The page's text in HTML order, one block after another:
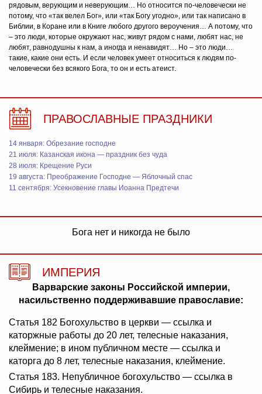
рядовым, верующим и неверующим… Но относится по-человечески не
потому, что «так велел Бог», или «так Богу угодно», или так написано в
Библии, в Коране или в Книге любого другого вероучения… А потому, что
– это люди, которые окружают нас, живут рядом с нами, любят нас, не
любят, равнодушны к нам, а иногда и ненавидят… Но – это люди…
такие, какие они есть. И если человек умеет относиться к людям по-
человечески без всякого Бога, то он и есть атеист.
ПРАВОСЛАВНЫЕ ПРАЗДНИКИ
14 января: Обрезание господне
21 июля: Казанская икона — праздник без чуда
28 июля: Крещение Руси
19 августа: Преображение Господне — Яблочный спас
11 сентября: Усекновение главы Иоанна Предтечи
Бога нет и никогда не было
ИМПЕРИЯ
Варварские законы Российской империи,
насильственно поддерживавшие православие:
Статья 182 Богохульство в церкви — ссылка и
каторжные работы до 20 лет, телесные наказания,
клеймение; в ином публичном месте — ссылка и
каторга до 8 лет, телесные наказания, клеймение.
Статья 183. Непубличное богохульство — ссылка в
Сибирь и телесные наказания.